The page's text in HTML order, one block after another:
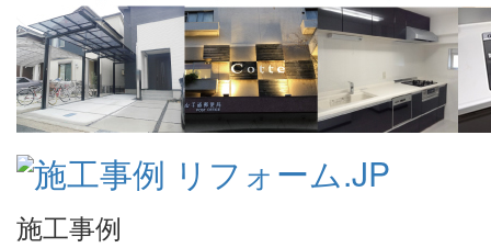
施工事例